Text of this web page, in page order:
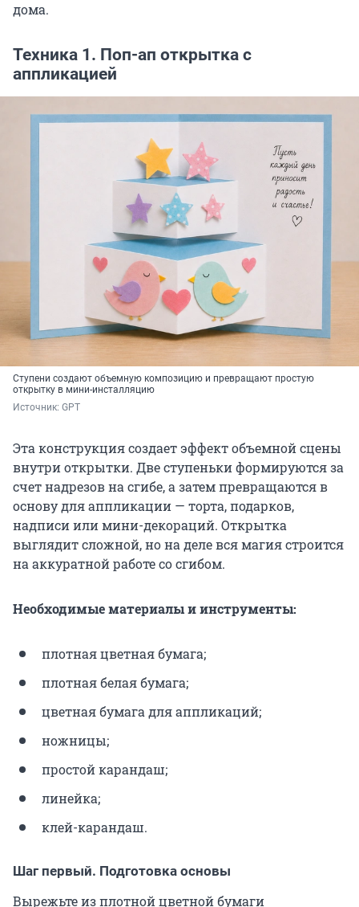
дома.
Техника 1. Поп-ап открытка с
аппликацией
Ступени создают объемную композицию и превращают простую
открытку в мини-инсталляцию
Источник: GPT
Эта конструкция создает эффект объемной сцены
внутри открытки. Две ступеньки формируются за
счет надрезов на сгибе, а затем превращаются в
основу для аппликации — торта, подарков,
надписи или мини-декораций. Открытка
выглядит сложной, но на деле вся магия строится
на аккуратной работе со сгибом.
Необходимые материалы и инструменты:
плотная цветная бумага;
плотная белая бумага;
цветная бумага для аппликаций;
ножницы;
простой карандаш;
линейка;
клей-карандаш.
Шаг первый. Подготовка основы
Вырежьте из плотной цветной бумаги